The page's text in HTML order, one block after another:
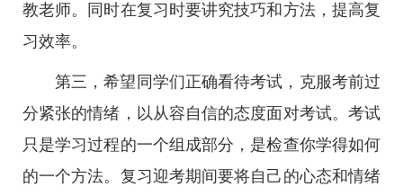
教老师。同时在复习时要讲究技巧和方法，提高复
习效率。
第三，希望同学们正确看待考试，克服考前过
分紧张的情绪，以从容自信的态度面对考试。考试
只是学习过程的一个组成部分，是检查你学得如何
的一个方法。复习迎考期间要将自己的心态和情绪